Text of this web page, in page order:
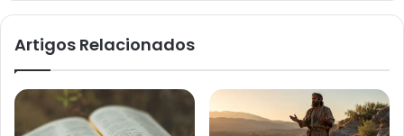
Artigos Relacionados